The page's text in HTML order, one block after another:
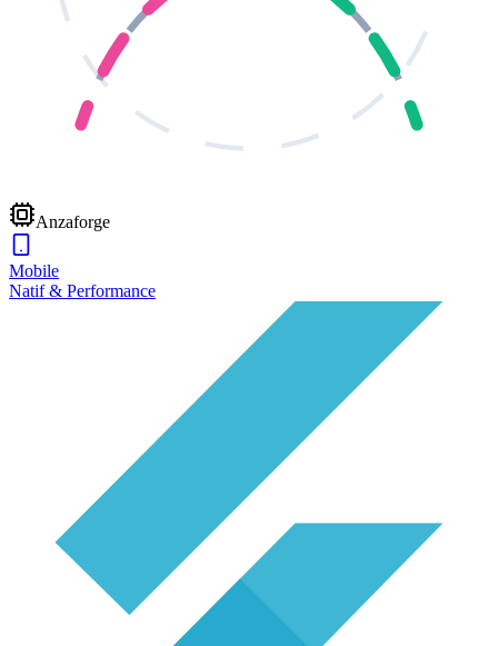
Anzaforge
Mobile
Natif & Performance